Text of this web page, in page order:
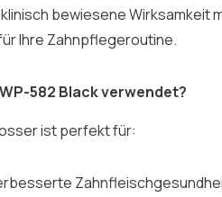
bewiesene Wirksamkeit
Ihre Zahnpflegeroutine.
582 Black verwendet?
ist perfekt für: